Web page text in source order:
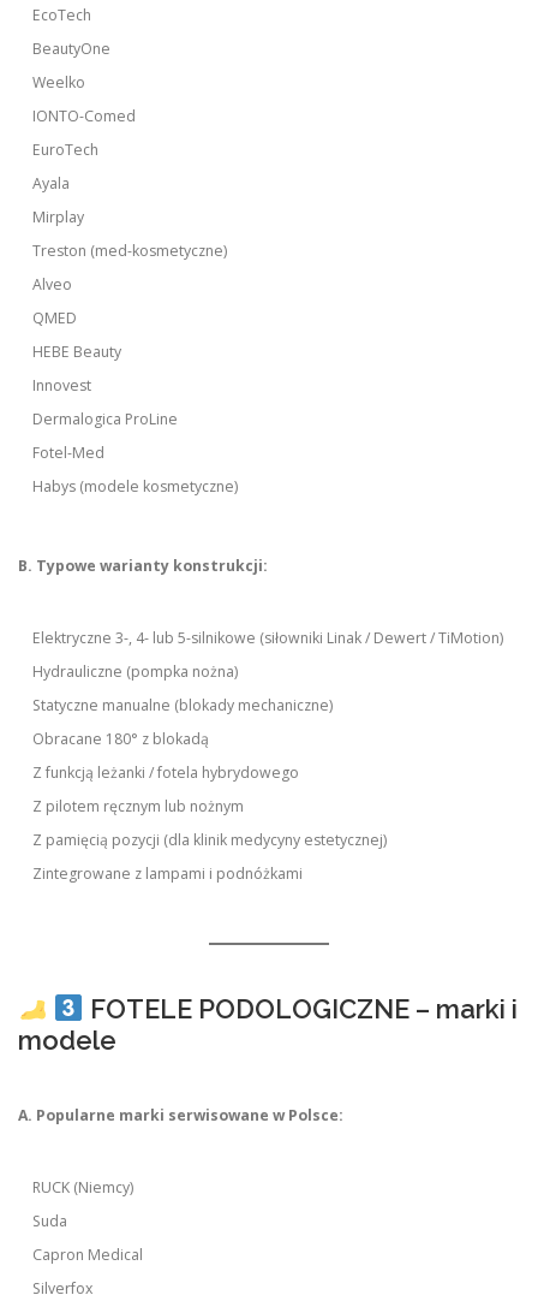
EcoTech
BeautyOne
Weelko
IONTO-Comed
EuroTech
Ayala
Mirplay
Treston (med-kosmetyczne)
Alveo
QMED
HEBE Beauty
Innovest
Dermalogica ProLine
Fotel-Med
Habys (modele kosmetyczne)
B. Typowe warianty konstrukcji:
Elektryczne 3-, 4- lub 5-silnikowe (siłowniki Linak / Dewert / TiMotion)
Hydrauliczne (pompka nożna)
Statyczne manualne (blokady mechaniczne)
Obracane 180° z blokadą
Z funkcją leżanki / fotela hybrydowego
Z pilotem ręcznym lub nożnym
Z pamięcią pozycji (dla klinik medycyny estetycznej)
Zintegrowane z lampami i podnóżkami
FOTELE PODOLOGICZNE – marki i
modele
A. Popularne marki serwisowane w Polsce:
RUCK (Niemcy)
Suda
Capron Medical
Silverfox